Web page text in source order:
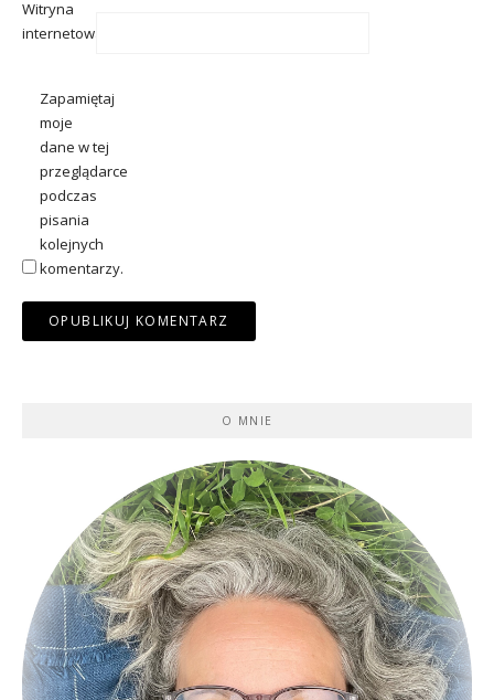
Witryna
internetowa
Zapamiętaj
moje
dane w tej
przeglądarce
podczas
pisania
kolejnych
komentarzy.
O MNIE